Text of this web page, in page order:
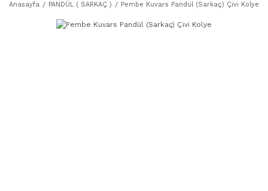
Anasayfa PANDÜL ( SARKAÇ ) Pembe Kuvars Pandül (Sarkaç) Çivi Kolye